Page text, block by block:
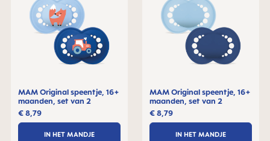
MAM Original speentje, 16+
maanden, set van 2
€ 8,79
IN HET MANDJE
MAM Original speentje, 16+
maanden, set van 2
€ 8,79
IN HET MANDJE